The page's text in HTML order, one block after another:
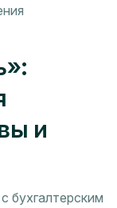
и
бухгалтерским